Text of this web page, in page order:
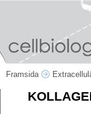
Framsida